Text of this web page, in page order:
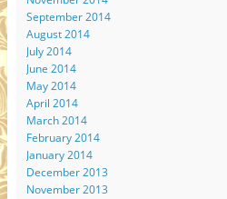
September 2014
August 2014
July 2014
June 2014
May 2014
April 2014
March 2014
February 2014
January 2014
December 2013
November 2013